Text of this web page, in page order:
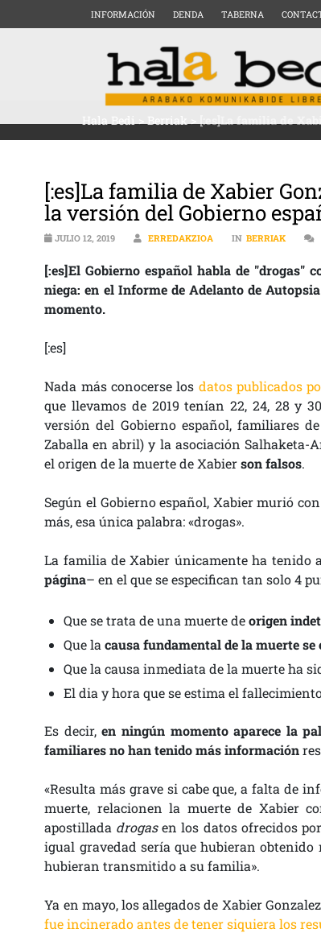
INFORMACIÓN DENDA TABERNA
Hala Bedi>Berriak>[:es]La familia de
[:es]La familia de Xabier
la versión del Gobierno
JULIO 12, 2019 ERREDAKZIOA IN BERRIAK
[:es]El Gobierno español habla de "drogas"
niega: en el Informe de Adelanto de
momento.
[:es]
Nada más conocerse los datos publicados
que llevamos de 2019 tenían 22, 24, 28 y
versión del Gobierno español, familiares de
Zaballa en abril) y la asociación Salhaketa-
el origen de la muerte de Xabierson falsos.
Según el Gobierno español, Xabier murió con
más, esa única palabra: «drogas».
La familia de Xabier únicamente ha tenido
página– en el que se especifican tan solo 4
Que se trata de una muerte deorigen
Que la causa fundamental de la muerte
Que la causa inmediata de la muerte ha
El dia y hora que se estima el
Es decir,en ningún momento aparece la
familiares no han tenido más información
«Resulta más grave si cabe que, a falta de
muerte, relacionen la muerte de Xabier
apostillada drogasen los datos ofrecidos
igual gravedad sería que hubieran
hubieran transmitido a su familia».
Ya en mayo, los allegados de Xabier
fue incinerado antes de tener siquiera los